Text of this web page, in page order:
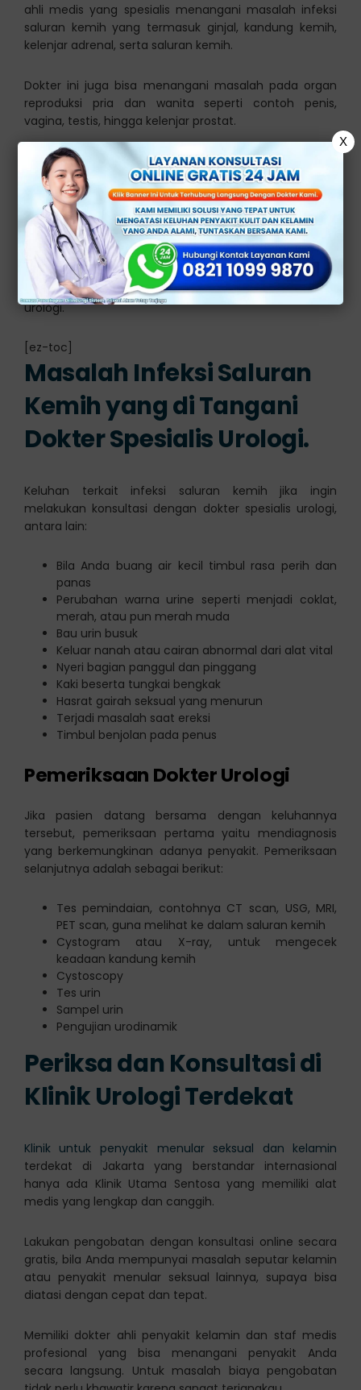
ahli medis yang spesialis menangani masalah infeksi
saluran kemih yang termasuk ginjal, kandung kemih,
kelenjar adrenal, serta saluran kemih.
Dokter ini juga bisa menangani masalah pada organ
reproduksi pria dan wanita seperti contoh penis,
vagina, testis, hingga kelenjar prostat.
Sistem saluran kemih fungsinya untuk menyaring dan
juga membuang zat limbah serta cairan yang
berlebihan lewat urin. Sistem tersebut terdiri dari ginjal,
ureter, kandung kemih dan lain sebagainya.
Ketika mengalami keluhan pada organ-organ yang
ada di dalam saluran kemih, makaseseorang
memerlukan konsultasi bersama dengan dokter
urologi.
[ez-toc]
Masalah Infeksi Saluran
Kemih yang di Tangani
Dokter Spesialis Urologi.
Keluhan terkait infeksi saluran kemih jika ingin
melakukan konsultasi dengan dokter spesialis urologi,
antara lain:
Bila Anda buang air kecil timbul rasa perih dan
panas
Perubahan warna urine seperti menjadi coklat,
merah, atau pun merah muda
Bau urin busuk
Keluar nanah atau cairan abnormal dari alat vital
Nyeri bagian panggul dan pinggang
Kaki beserta tungkai bengkak
Hasrat gairah seksual yang menurun
Terjadi masalah saat ereksi
Timbul benjolan pada penus
Pemeriksaan Dokter Urologi
Jika pasien datang bersama dengan keluhannya
tersebut, pemeriksaan pertama yaitu mendiagnosis
yang berkemungkinan adanya penyakit. Pemeriksaan
selanjutnya adalah sebagai berikut:
Tes pemindaian, contohnya CT scan, USG, MRI,
PET scan, guna melihat ke dalam saluran kemih
Cystogram atau X-ray, untuk mengecek
keadaan kandung kemih
Cystoscopy
Tes urin
Sampel urin
Pengujian urodinamik
Periksa dan Konsultasi di
Klinik Urologi Terdekat
Klinik untuk penyakit menular seksual dan kelamin
terdekat di Jakarta yang berstandar internasional
hanya ada Klinik Utama Sentosa yang memiliki alat
medis yang lengkap dan canggih.
Lakukan pengobatan dengan konsultasi online secara
gratis, bila Anda mempunyai masalah seputar kelamin
atau penyakit menular seksual lainnya, supaya bisa
diatasi dengan cepat dan tepat.
Memiliki dokter ahli penyakit kelamin dan staf medis
profesional yang bisa menangani penyakit Anda
secara langsung. Untuk masalah biaya pengobatan
X